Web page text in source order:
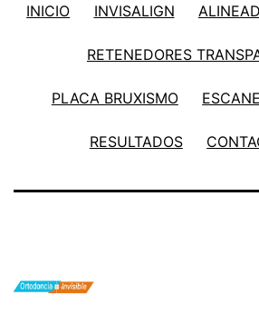
INICIO INVISALIGN
RETENEDORES
PLACA BRUXISMO
RESULTADOS